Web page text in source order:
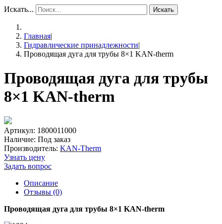
Искать... Искать
Главная|
Гидравлические принадлежности|
Проводящая дуга для трубы 8×1 KAN-therm
Проводящая дуга для трубы
8×1 KAN-therm
Артикул: 1800011000
Наличие: Под заказ
Производитель: KAN-Therm
Узнать цену
Задать вопрос
Описание
Отзывы (0)
Проводящая дуга для трубы 8×1 KAN-therm